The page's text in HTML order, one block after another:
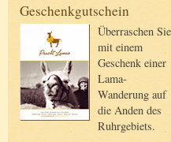
Geschenkgutschein
Überraschen Sie
mit einem
Geschenk einer
Lama-
Wanderung auf
die Anden des
Ruhrgebiets.